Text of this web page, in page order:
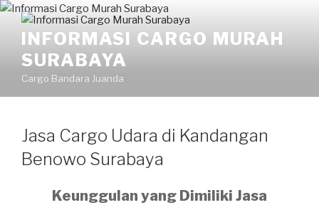
INFORMASI CARGO MURAH
SURABAYA
Cargo Bandara Juanda
Jasa Cargo Udara di Kandangan
Benowo Surabaya
Keunggulan yang Dimiliki Jasa